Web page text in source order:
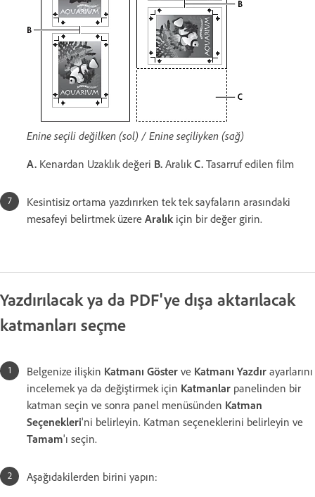
Enine seçili değilken (sol) / Enine seçiliyken (sağ)
A. Kenardan Uzaklık değeri B. AralıkC. Tasarruf edilen film
Kesintisiz ortama yazdırırken tek tek sayfaların arasındaki
mesafeyi belirtmek üzere Aralık için bir değer girin.
Yazdırılacak ya da PDF'ye dışa aktarılacak
katmanları seçme
Belgenize ilişkin Katmanı Göster ve Katmanı Yazdır ayarlarını
incelemek ya da değiştirmek için Katmanlar panelinden bir
katman seçin ve sonra panel menüsünden Katman
Seçenekleri'ni belirleyin. Katman seçeneklerini belirleyin ve
Tamam'ı seçin.
Aşağıdakilerden birini yapın: